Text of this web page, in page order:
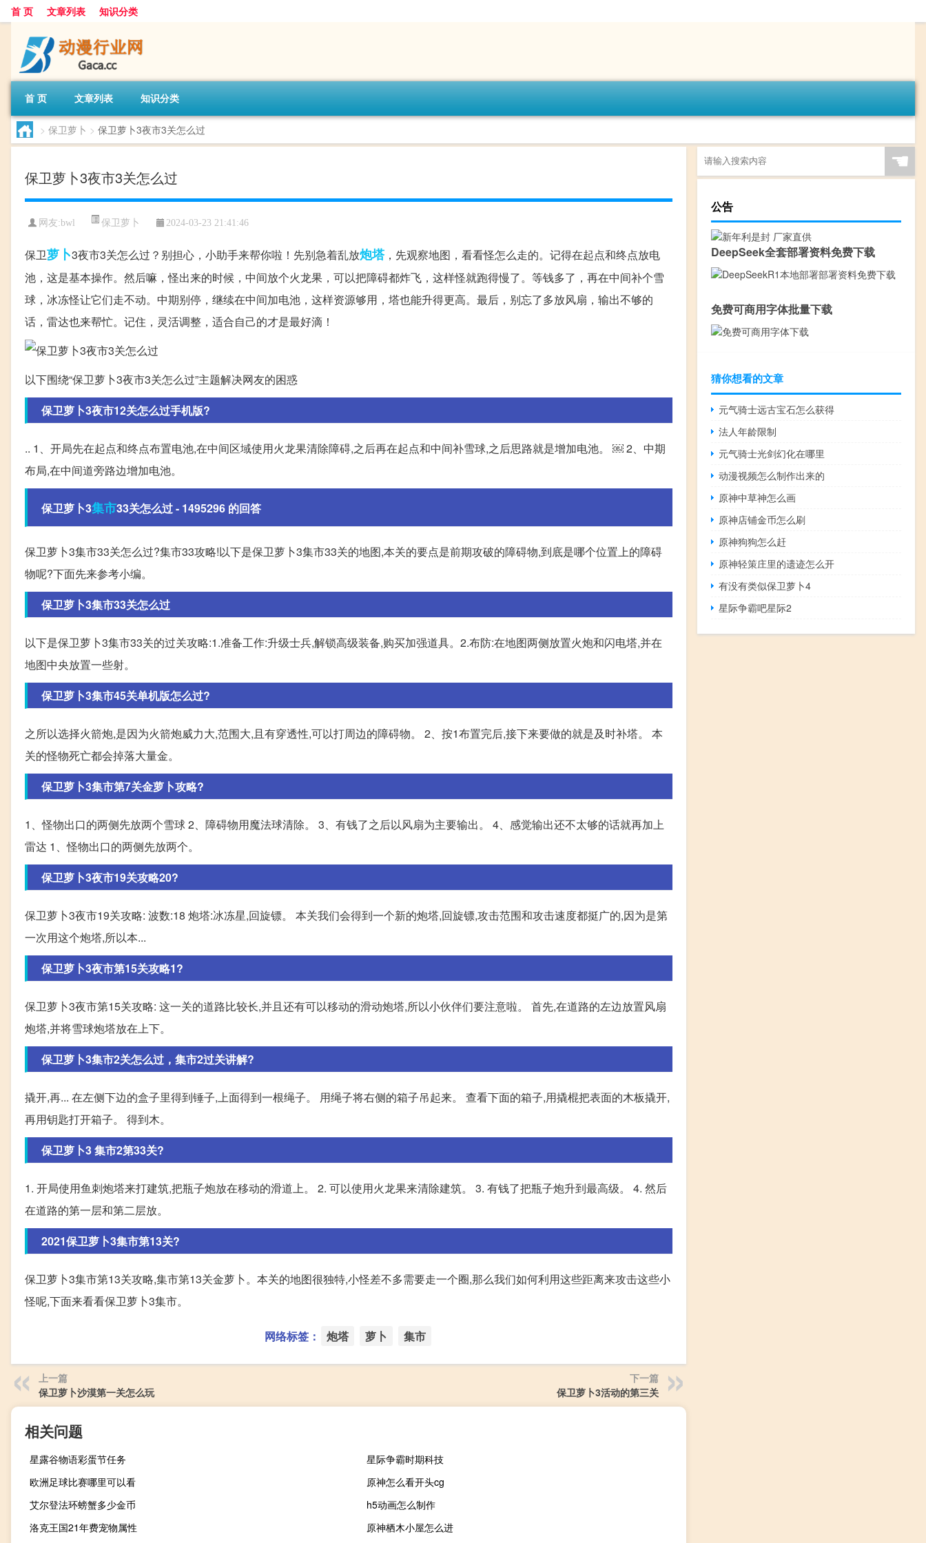
首 页 文章列表 知识分类
首 页 文章列表 知识分类
> 保卫萝卜 > 保卫萝卜3夜市3关怎么过
保卫萝卜3夜市3关怎么过
网友:bwl 保卫萝卜 2024-03-23 21:41:46
保卫萝卜3夜市3关怎么过？别担心，小助手来帮你啦！先别急着乱放炮塔，先观察地图，看看怪怎么走的。记得在起点和终点放电
池，这是基本操作。然后嘛，怪出来的时候，中间放个火龙果，可以把障碍都炸飞，这样怪就跑得慢了。等钱多了，再在中间补个雪
球，冰冻怪让它们走不动。中期别停，继续在中间加电池，这样资源够用，塔也能升得更高。最后，别忘了多放风扇，输出不够的
话，雷达也来帮忙。记住，灵活调整，适合自己的才是最好滴！
以下围绕“保卫萝卜3夜市3关怎么过”主题解决网友的困惑
保卫萝卜3夜市12关怎么过手机版?
.. 1、开局先在起点和终点布置电池,在中间区域使用火龙果清除障碍,之后再在起点和中间补雪球,之后思路就是增加电池。 ￼ 2、中期
布局,在中间道旁路边增加电池。
保卫萝卜3集市33关怎么过 - 1495296 的回答
保卫萝卜3集市33关怎么过?集市33攻略!以下是保卫萝卜3集市33关的地图,本关的要点是前期攻破的障碍物,到底是哪个位置上的障碍
物呢?下面先来参考小编。
保卫萝卜3集市33关怎么过
以下是保卫萝卜3集市33关的过关攻略:1.准备工作:升级士兵,解锁高级装备,购买加强道具。2.布防:在地图两侧放置火炮和闪电塔,并在
地图中央放置一些射。
保卫萝卜3集市45关单机版怎么过?
之所以选择火箭炮,是因为火箭炮威力大,范围大,且有穿透性,可以打周边的障碍物。 2、按1布置完后,接下来要做的就是及时补塔。 本
关的怪物死亡都会掉落大量金。
保卫萝卜3集市第7关金萝卜攻略?
1、怪物出口的两侧先放两个雪球 2、障碍物用魔法球清除。 3、有钱了之后以风扇为主要输出。 4、感觉输出还不太够的话就再加上
雷达 1、怪物出口的两侧先放两个。
保卫萝卜3夜市19关攻略20?
保卫萝卜3夜市19关攻略: 波数:18 炮塔:冰冻星,回旋镖。 本关我们会得到一个新的炮塔,回旋镖,攻击范围和攻击速度都挺广的,因为是第
一次用这个炮塔,所以本...
保卫萝卜3夜市第15关攻略1?
保卫萝卜3夜市第15关攻略: 这一关的道路比较长,并且还有可以移动的滑动炮塔,所以小伙伴们要注意啦。 首先,在道路的左边放置风扇
炮塔,并将雪球炮塔放在上下。
保卫萝卜3集市2关怎么过，集市2过关讲解?
撬开,再... 在左侧下边的盒子里得到锤子,上面得到一根绳子。 用绳子将右侧的箱子吊起来。 查看下面的箱子,用撬棍把表面的木板撬开,
再用钥匙打开箱子。 得到木。
保卫萝卜3 集市2第33关?
1. 开局使用鱼刺炮塔来打建筑,把瓶子炮放在移动的滑道上。 2. 可以使用火龙果来清除建筑。 3. 有钱了把瓶子炮升到最高级。 4. 然后
在道路的第一层和第二层放。
2021保卫萝卜3集市第13关?
保卫萝卜3集市第13关攻略,集市第13关金萝卜。本关的地图很独特,小怪差不多需要走一个圈,那么我们如何利用这些距离来攻击这些小
怪呢,下面来看看保卫萝卜3集市。
网络标签： 炮塔 萝卜 集市
上一篇
保卫萝卜沙漠第一关怎么玩
下一篇
保卫萝卜3活动的第三关
相关问题
星露谷物语彩蛋节任务
星际争霸时期科技
欧洲足球比赛哪里可以看
原神怎么看开头cg
艾尔登法环螃蟹多少金币
h5动画怎么制作
洛克王国21年费宠物属性
原神栖木小屋怎么进
☚
公告
DeepSeek全套部署资料免费下载
免费可商用字体批量下载
猜你想看的文章
元气骑士远古宝石怎么获得
法人年龄限制
元气骑士光剑幻化在哪里
动漫视频怎么制作出来的
原神中草神怎么画
原神店铺金币怎么刷
原神狗狗怎么赶
原神轻策庄里的遗迹怎么开
有没有类似保卫萝卜4
星际争霸吧星际2